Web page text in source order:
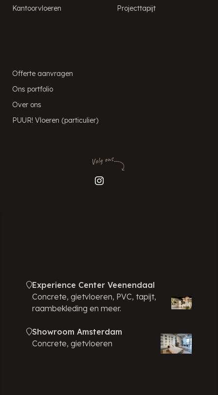
Volg ons
Kantoorvloeren
Projecttapijt
Offerte aanvragen
Ons portfolio
Over ons
PUUR! Vloeren (particulier)
Experience Center Veenendaal
Concrete, gietvloeren, PVC, tapijt,
raambekleding en meer.
Showroom Amsterdam
Concrete, gietvloeren